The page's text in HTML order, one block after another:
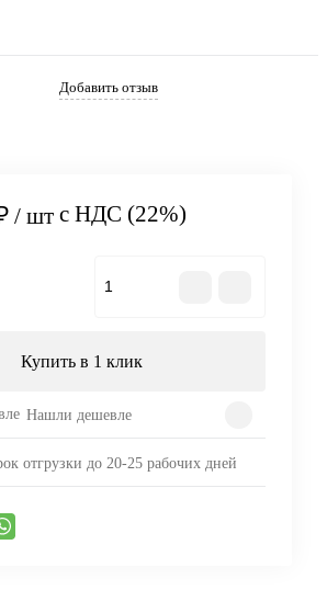
Добавить отзыв
/ шт с НДС (22%)
Купить в 1 клик
Нашли дешевле
отгрузки до 20-25 рабочих дней